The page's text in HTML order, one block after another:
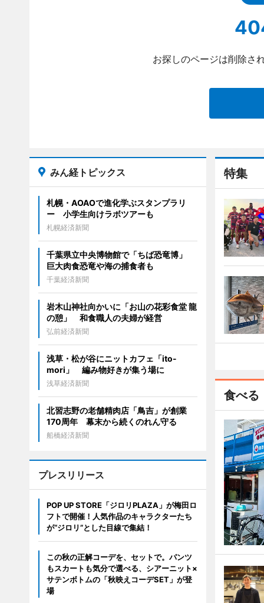
お探しのページは削除さ
特集
食べる
みん経トピックス
札幌・AOAOで進化学ぶスタンプラリ
ー 小学生向けラボツアーも
札幌経済新聞
千葉県立中央博物館で「ちば恐竜博」
巨大肉食恐竜や海の捕食者も
千葉経済新聞
岩木山神社向かいに「お山の花彩食堂 龍
の憩」 和食職人の夫婦が経営
弘前経済新聞
浅草・松が谷にニットカフェ「ito-
mori」 編み物好きが集う場に
浅草経済新聞
北習志野の老舗精肉店「鳥吉」が創業
170周年 幕末から続くのれん守る
船橋経済新聞
プレスリリース
POP UP STORE「ジロリPLAZA」が梅田ロ
フトで開催！人気作品のキャラクターたち
が“ジロリ”とした目線で集結！
この秋の正解コーデを、セットで。パンツ
もスカートも気分で選べる、シアーニット×
サテンボトムの「秋映えコーデSET」が登
場